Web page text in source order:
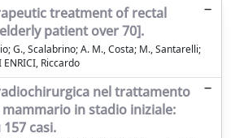
treatment of rectal
patient over 70].
G., Scalabrino; A. M., Costa; M., Santarelli;
Riccardo
nel trattamento
in stadio iniziale:
casi.